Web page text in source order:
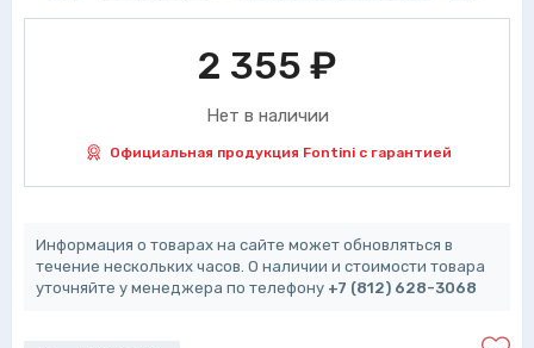
2 355 ₽
Нет в наличии
Официальная продукция Fontini с гарантией
Информация о товарах на сайте может обновляться в
течение нескольких часов. О наличии и стоимости товара
уточняйте у менеджера по телефону +7 (812) 628-3068